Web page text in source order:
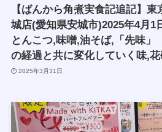
【ばんから角煮実食記追記】
城店(愛知県安城市)2025年4月1
とんこつ,味噌,油そば,「先味」
の経過と共に変化していく味,
2025年3月31日